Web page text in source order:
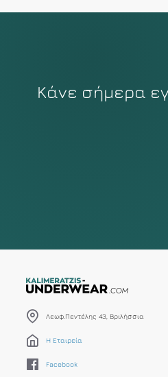
Κάνε σήμερα
Λεωφ.Πεντέλης 43, Βριλήσσια
Η Εταιρεία
Facebook